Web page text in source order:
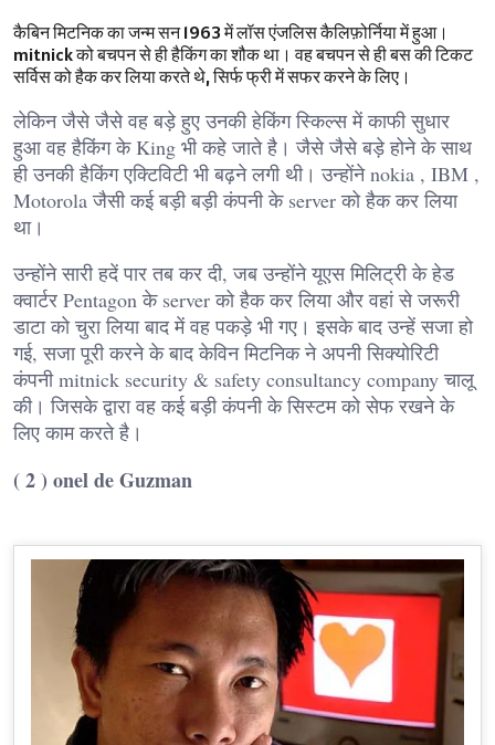
कैबिन मिटनिक का जन्म सन 1963 में लॉस एंजलिस कैलिफ़ोर्निया में हुआ।
mitnick को बचपन से ही हैकिंग का शौक था। वह बचपन से ही बस की टिकट
सर्विस को हैक कर लिया करते थे, सिर्फ फ्री में सफर करने के लिए।
लेकिन जैसे जैसे वह बड़े हुए उनकी हेकिंग स्किल्स में काफी सुधार
हुआ वह हैकिंग के King भी कहे जाते है। जैसे जैसे बड़े होने के साथ
ही उनकी हैकिंग एक्टिविटी भी बढ़ने लगी थी। उन्होंने nokia , IBM ,
Motorola जैसी कई बड़ी बड़ी कंपनी के server को हैक कर लिया
था।
उन्होंने सारी हदें पार तब कर दी, जब उन्होंने यूएस मिलिट्री के हेड
क्वार्टर Pentagon के server को हैक कर लिया और वहां से जरूरी
डाटा को चुरा लिया बाद में वह पकड़े भी गए। इसके बाद उन्हें सजा हो
गई, सजा पूरी करने के बाद केविन मिटनिक ने अपनी सिक्योरिटी
कंपनी mitnick security & safety consultancy company चालू
की। जिसके द्वारा वह कई बड़ी कंपनी के सिस्टम को सेफ रखने के
लिए काम करते है।
( 2 ) onel de Guzman